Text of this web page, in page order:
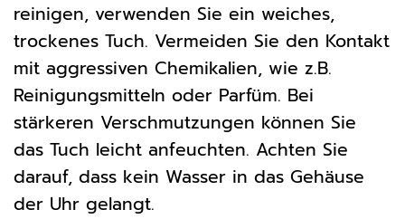
reinigen, verwenden Sie ein weiches,
trockenes Tuch. Vermeiden Sie den Kontakt
mit aggressiven Chemikalien, wie z.B.
Reinigungsmitteln oder Parfüm. Bei
stärkeren Verschmutzungen können Sie
das Tuch leicht anfeuchten. Achten Sie
darauf, dass kein Wasser in das Gehäuse
der Uhr gelangt.